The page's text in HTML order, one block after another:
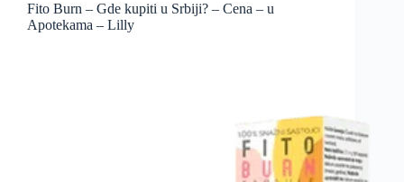
Fito Burn – Gde kupiti u Srbiji? – Cena – u
Apotekama – Lilly